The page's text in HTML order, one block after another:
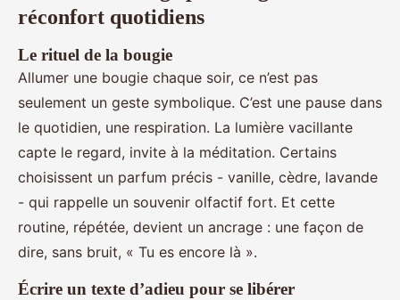
réconfort quotidiens
Le rituel de la bougie
Allumer une bougie chaque soir, ce n’est pas
seulement un geste symbolique. C’est une pause dans
le quotidien, une respiration. La lumière vacillante
capte le regard, invite à la méditation. Certains
choisissent un parfum précis - vanille, cèdre, lavande
- qui rappelle un souvenir olfactif fort. Et cette
routine, répétée, devient un ancrage : une façon de
dire, sans bruit, « Tu es encore là ».
Écrire un texte d’adieu pour se libérer